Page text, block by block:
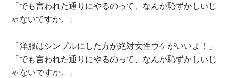
「でも言われた通りにやるのって、なんか恥ずかしいじ
ゃないですか。」
「洋服はシンプルにした方が絶対女性ウケがいいよ！」
「でも言われた通りにやるのって、なんか恥ずかしいじ
ゃないですか。」